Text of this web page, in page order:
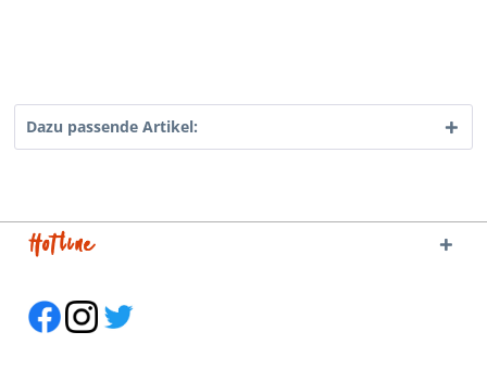
Dazu passende Artikel:
Hotline